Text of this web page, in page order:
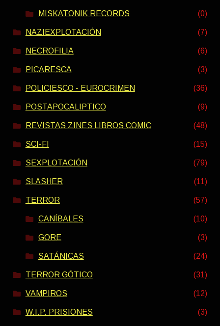
MISKATONIK RECORDS (0)
NAZIEXPLOTACIÓN (7)
NECROFILIA (6)
PICARESCA (3)
POLICIESCO - EUROCRIMEN (36)
POSTAPOCALIPTICO (9)
REVISTAS ZINES LIBROS COMIC (48)
SCI-FI (15)
SEXPLOTACIÓN (79)
SLASHER (11)
TERROR (57)
CANÍBALES (10)
GORE (3)
SATÁNICAS (24)
TERROR GÓTICO (31)
VAMPIROS (12)
W.I.P. PRISIONES (3)